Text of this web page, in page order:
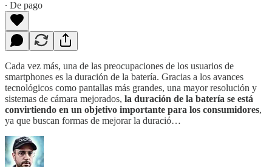
∙ De pago
Cada vez más, una de las preocupaciones de los usuarios de
smartphones es la duración de la batería. Gracias a los avances
tecnológicos como pantallas más grandes, una mayor resolución y
sistemas de cámara mejorados, la duración de la batería se está
convirtiendo en un objetivo importante para los consumidores,
ya que buscan formas de mejorar la duració…